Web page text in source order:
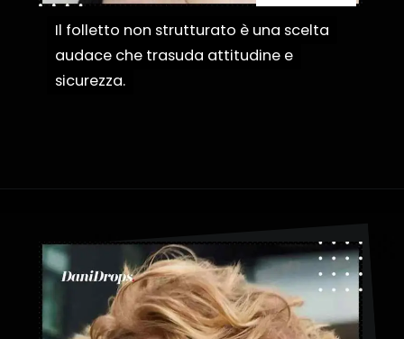
Il folletto non strutturato è una scelta
audace che trasuda attitudine e
sicurezza.
Il folletto non strutturato è una scelta
audace che trasuda attitudine e
sicurezza.